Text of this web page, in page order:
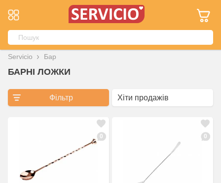
Servicio Бар
БАРНІ ЛОЖКИ
Фільтр
0 0